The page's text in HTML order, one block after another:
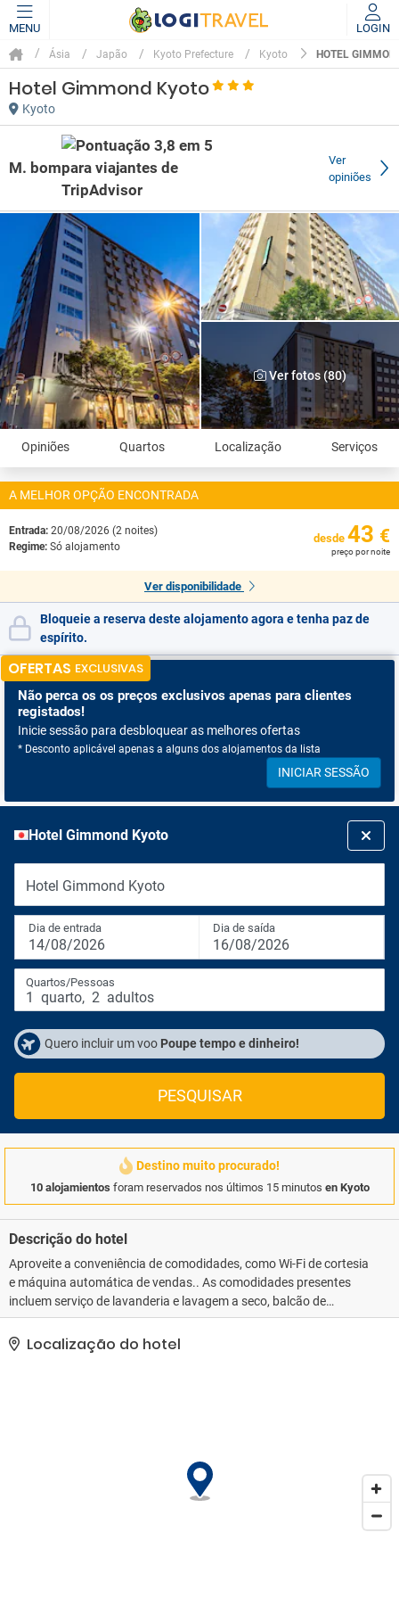
MENU LOGIN
Ásia Japão Kyoto Prefecture Kyoto HOTEL
Hotel Gimmond Kyoto
Kyoto
M. bom
Ver
opiniões
Ver fotos (80)
Opiniões Quartos Localização Serviços
A MELHOR OPÇÃO ENCONTRADA
Entrada: 20/08/2026 (2 noites)
Regime: Só alojamento
desde 43 €
preço por noite
Ver disponibilidade
Bloqueie a reserva deste alojamento agora e tenha paz de
espírito.
OFERTAS EXCLUSIVAS
Não perca os os preços exclusivos apenas para clientes
registados!
Inicie sessão para desbloquear as melhores ofertas
* Desconto aplicável apenas a alguns dos alojamentos da lista
INICIAR SESSÃO
Hotel Gimmond Kyoto
Hotel Gimmond Kyoto
Dia de entrada
14/08/2026
Dia de saída
16/08/2026
Quartos/Pessoas
1 quarto, 2 adultos
Quero incluir um voo Poupe tempo e dinheiro!
PESQUISAR
Destino muito procurado!
10 alojamientos foram reservados nos últimos 15 minutos en Kyoto
Descrição do hotel
Aproveite a conveniência de comodidades, como Wi-Fi de cortesia
e máquina automática de vendas.. As comodidades presentes
incluem serviço de lavanderia e lavagem a seco, balcão de
recepção 24 horas e equipe multilíngue..
Localização do hotel